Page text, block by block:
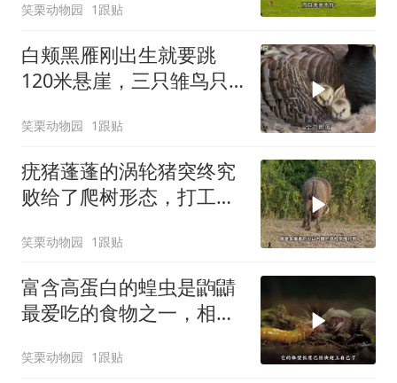
笑栗动物园 1跟贴
白颊黑雁刚出生就要跳
120米悬崖，三只雏鸟只
笑栗动物园 1跟贴
疣猪蓬蓬的涡轮猪突终究
败给了爬树形态，打工豹
笑栗动物园 1跟贴
富含高蛋白的蝗虫是鼩鼱
最爱吃的食物之一，相同
笑栗动物园 1跟贴